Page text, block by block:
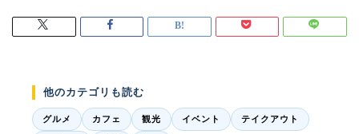
他のカテゴリも読む
グルメ カフェ 観光 イベント テイクアウト